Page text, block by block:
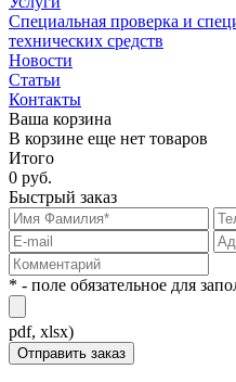
Специальная проверка и
технических средств
Новости
Статьи
Контакты
Ваша корзина
В корзине еще нет товаров
Итого
0 руб.
Быстрый заказ
* - поле обязательное для
pdf, xlsx)